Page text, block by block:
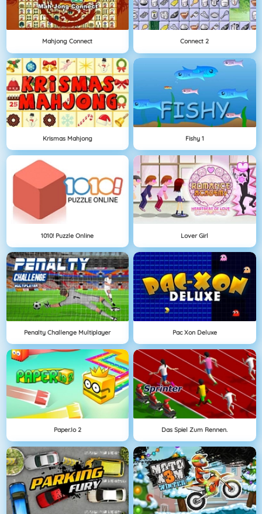
Mahjong Connect Connect 2
Krismas Mahjong Fishy 1
1010! Puzzle Online Lover Girl
Penalty Challenge Multiplayer Pac Xon Deluxe
Paper.io 2 Das Spiel Zum Rennen.